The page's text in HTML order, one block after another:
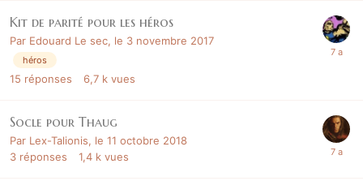
Kit de parité pour les héros
Par Edouard Le sec, le 3 novembre 2017
héros
15 réponses 6,7 k vues
Socle pour Thaug
Par Lex-Talionis, le 11 octobre 2018
3 réponses 1,4 k vues